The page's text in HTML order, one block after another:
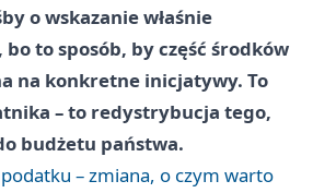
o wskazanie właśnie
bo to sposób, by część środków
na konkretne inicjatywy. To
– to redystrybucja tego,
budżetu państwa.
– zmiana, o czym warto